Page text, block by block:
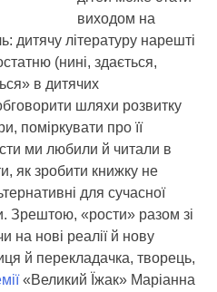
виходом на
дитячу літературу нарешті
(нині, здається,
в дитячих
шляхи розвитку
поміркувати про її
ми любили й читали в
як зробити книжку не
для сучасної
Зрештою, «рости» разом зі
на нові реалії й нову
й перекладачка, творець,
«Великий Їжак» Маріанна